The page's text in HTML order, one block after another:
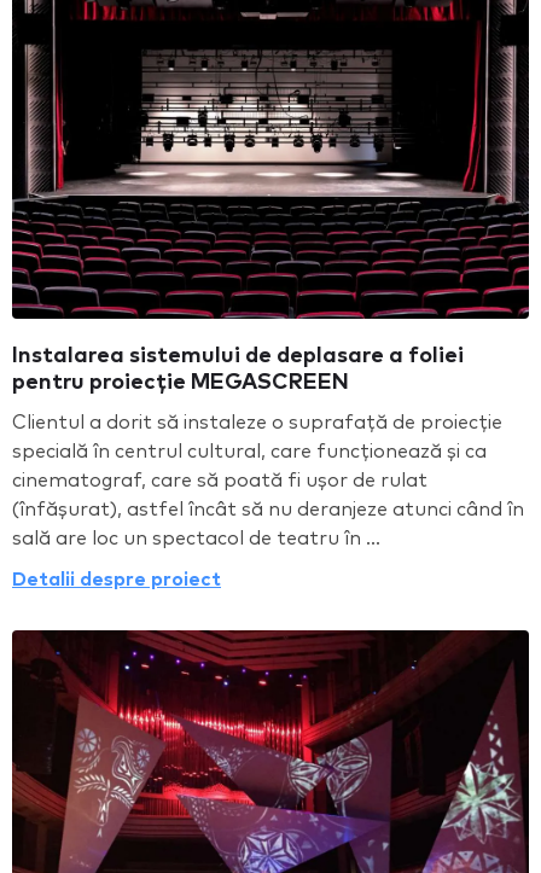
Instalarea sistemului de deplasare a foliei
pentru proiecție MEGASCREEN
Clientul a dorit să instaleze o suprafață de proiecție
specială în centrul cultural, care funcționează și ca
cinematograf, care să poată fi ușor de rulat
(înfășurat), astfel încât să nu deranjeze atunci când în
sală are loc un spectacol de teatru în ...
Detalii despre proiect